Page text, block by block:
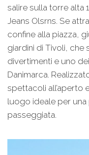
salire sulla torre alta
Jeans Olsrns. Se
confine alla piazza,
giardini di Tivoli, che
divertimenti e uno
Danimarca.
spettacoli all’aperto
luogo ideale per
passeggiata.